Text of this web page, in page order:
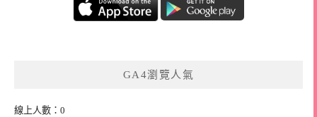
GA4瀏覽人氣
線上人數：0